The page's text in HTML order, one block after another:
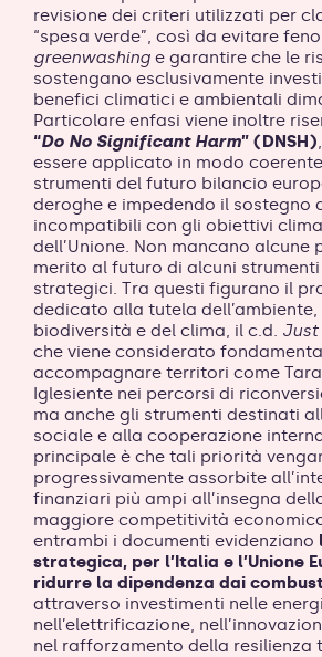
revisione dei criteri utilizzati per
“spesa verde”, così da evitare
greenwashing e garantire che le
sostengano esclusivamente
benefici climatici e ambientali
Particolare enfasi viene inoltre
“Do No Significant Harm” (DNSH)
essere applicato in modo
strumenti del futuro bilancio
deroghe e impedendo il sostegno
incompatibili con gli obiettivi
dell’Unione. Non mancano alcune
merito al futuro di alcuni
strategici. Tra questi figurano il
dedicato alla tutela dell’ambiente,
biodiversità e del clima, il c.d. Just
che viene considerato
accompagnare territori come
Iglesiente nei percorsi di
ma anche gli strumenti destinati
sociale e alla cooperazione
principale è che tali priorità
progressivamente assorbite
finanziari più ampi all’insegna
maggiore competitività
entrambi i documenti evidenziano
strategica, per l’Italia e l’Unione
ridurre la dipendenza dai
attraverso investimenti nelle
nell’elettrificazione,
nel rafforzamento della resilienza